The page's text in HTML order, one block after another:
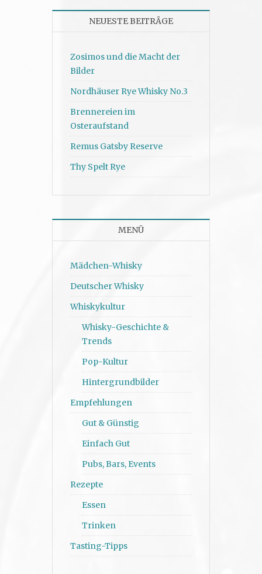
NEUESTE BEITRÄGE
Zosimos und die Macht der
Bilder
Nordhäuser Rye Whisky No.3
Brennereien im
Osteraufstand
Remus Gatsby Reserve
Thy Spelt Rye
MENÜ
Mädchen-Whisky
Deutscher Whisky
Whiskykultur
Whisky-Geschichte &
Trends
Pop-Kultur
Hintergrundbilder
Empfehlungen
Gut & Günstig
Einfach Gut
Pubs, Bars, Events
Rezepte
Essen
Trinken
Tasting-Tipps